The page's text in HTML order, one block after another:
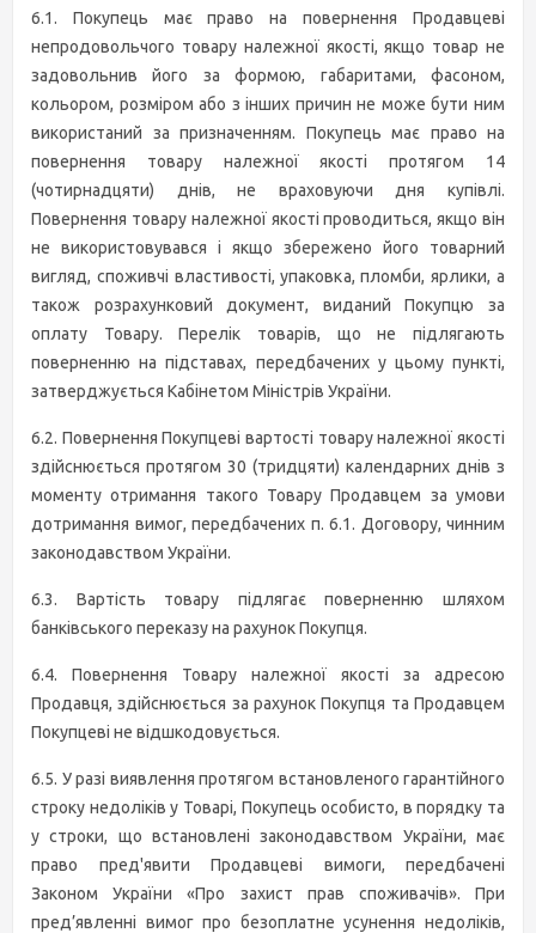
6.1. Покупець має право на повернення Продавцеві
непродовольчого товару належної якості, якщо товар не
задовольнив його за формою, габаритами, фасоном,
кольором, розміром або з інших причин не може бути ним
використаний за призначенням. Покупець має право на
повернення товару належної якості протягом 14
(чотирнадцяти) днів, не враховуючи дня купівлі.
Повернення товару належної якості проводиться, якщо він
не використовувався і якщо збережено його товарний
вигляд, споживчі властивості, упаковка, пломби, ярлики, а
також розрахунковий документ, виданий Покупцю за
оплату Товару. Перелік товарів, що не підлягають
поверненню на підставах, передбачених у цьому пункті,
затверджується Кабінетом Міністрів України.
6.2. Повернення Покупцеві вартості товару належної якості
здійснюється протягом 30 (тридцяти) календарних днів з
моменту отримання такого Товару Продавцем за умови
дотримання вимог, передбачених п. 6.1. Договору, чинним
законодавством України.
6.3. Вартість товару підлягає поверненню шляхом
банківського переказу на рахунок Покупця.
6.4. Повернення Товару належної якості за адресою
Продавця, здійснюється за рахунок Покупця та Продавцем
Покупцеві не відшкодовується.
6.5. У разі виявлення протягом встановленого гарантійного
строку недоліків у Товарі, Покупець особисто, в порядку та
у строки, що встановлені законодавством України, має
право пред'явити Продавцеві вимоги, передбачені
Законом України «Про захист прав споживачів». При
пред’явленні вимог про безоплатне усунення недоліків,